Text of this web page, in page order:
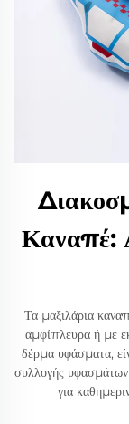
Καναπέ:
Τα μαξιλάρια
αμφίπλευρα ή με
δέρμα υφάσματα,
συλλογής
για